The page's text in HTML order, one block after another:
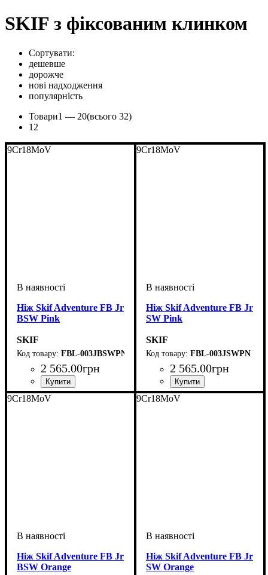
SKIF з фіксованим клинком
Сортувати:
дешевше
дорожче
нові надходження
популярність
Товари1 — 20(всього 32)
1 2
9Cr18MoV
Ніж Skif Adventure FB Jr
BSW Pink
SKIF
FBL-003JBSWPN
2 565.00грн
9Cr18MoV
Ніж Skif Adventure FB Jr
SW Pink
SKIF
FBL-003JSWPN
2 565.00грн
9Cr18MoV
Ніж Skif Adventure FB Jr
BSW Orange
9Cr18MoV
Ніж Skif Adventure FB Jr
SW Orange